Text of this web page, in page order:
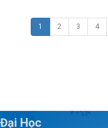
1 2 3 4
Học